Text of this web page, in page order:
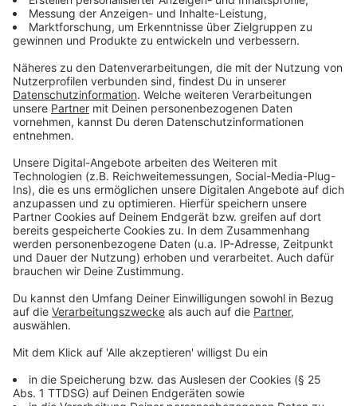
Anzeige
Nichts ist schlimmer, wenn man in den Pool hüpfen will
grüner Algenteppich. Mindestens einmal in der Woche
sollte der pH-Wert geprüft. Außerdem sollte man
auch mit Pflegemitteln wir Chlor oder Sauerstoff
arbeiten. Zusätzlich sollten Pflanzenreste, etwa mit
einem Kescher entfernt werden.
Anzeige
Das Wasser ist trüb – Und jetzt?
Anzeige